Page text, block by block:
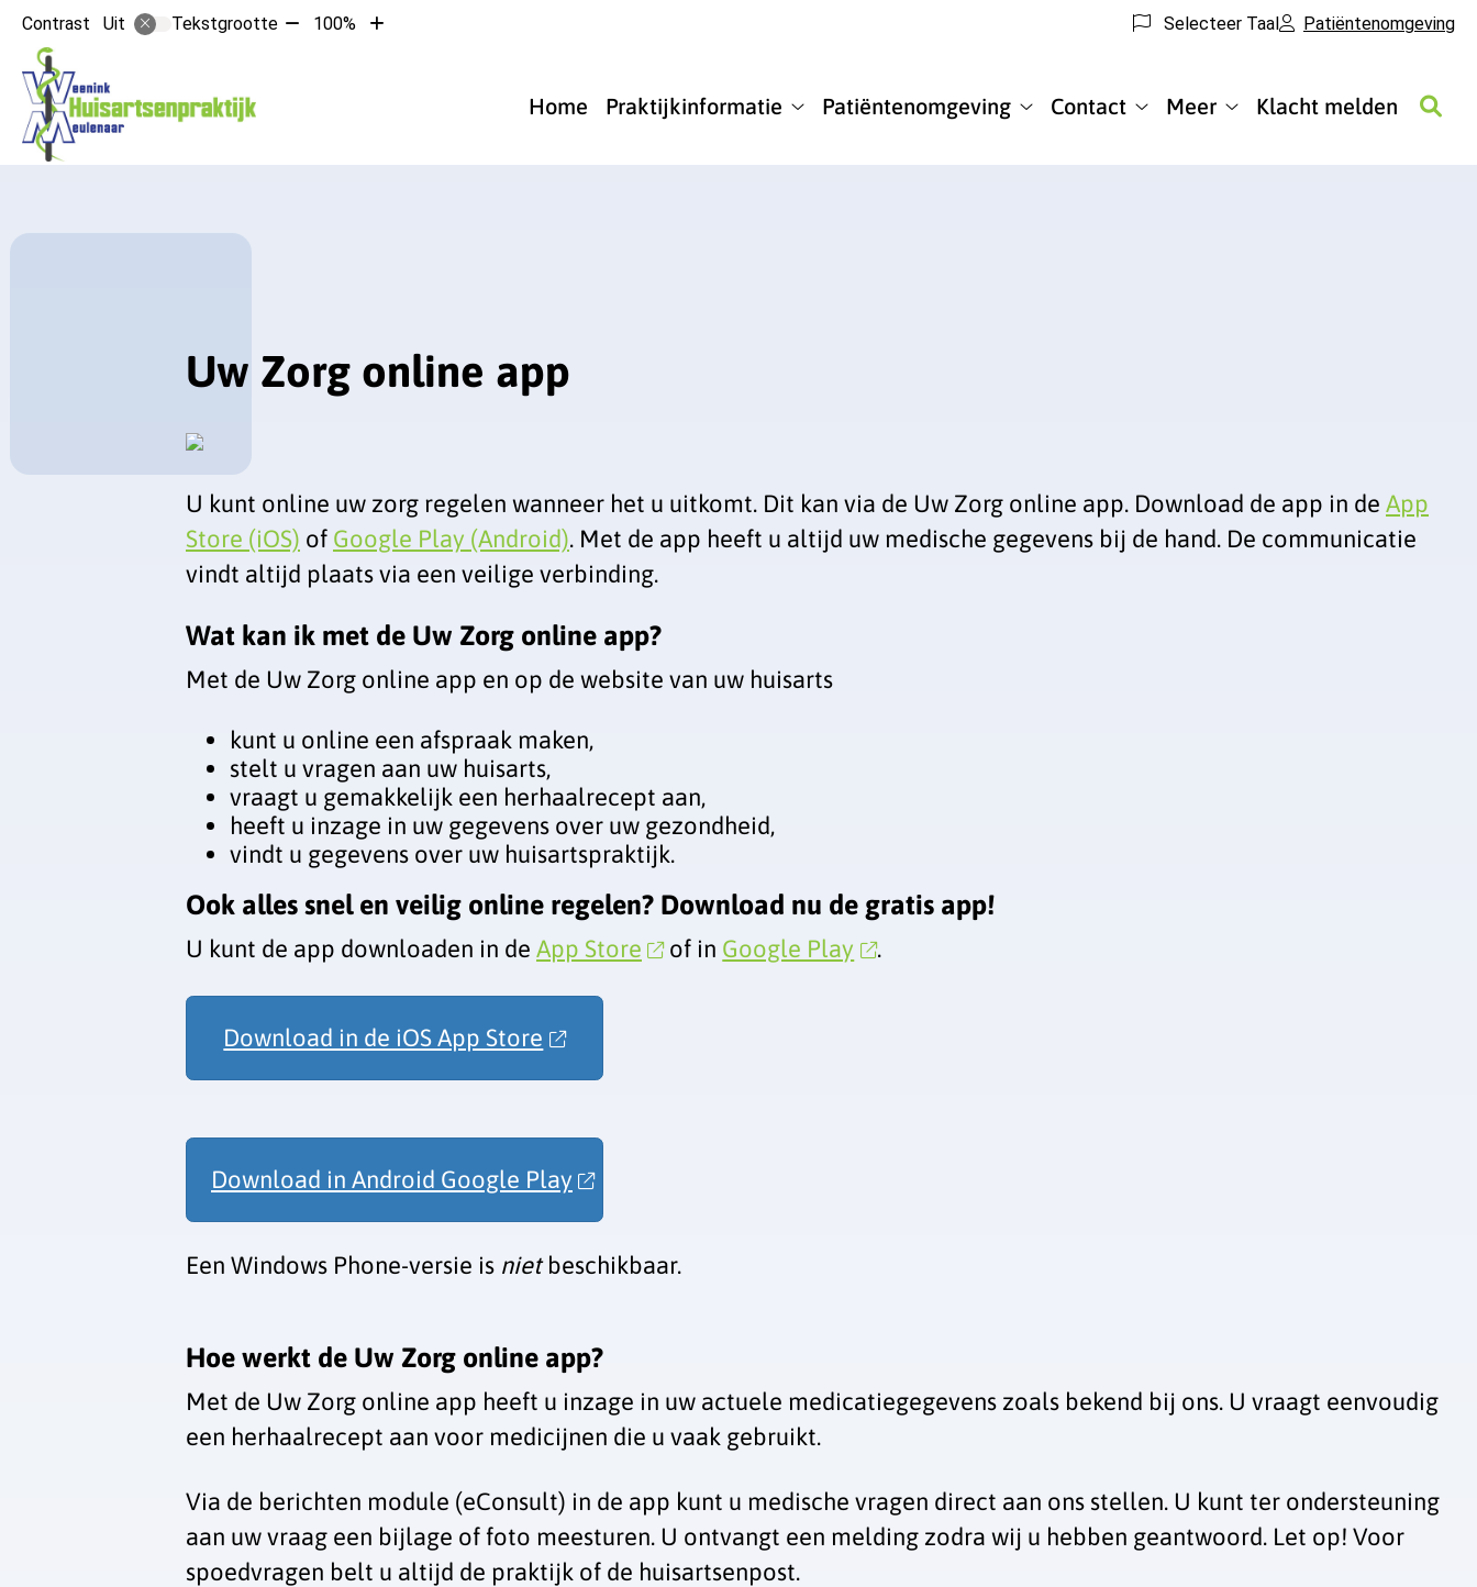
Contrast Uit Tekstgrootte Tekst100%
Tekst
Selecteer Taal Patiëntenomgeving
Home Praktijkinformatie Patiëntenomgeving Contact Meer Klacht melden
Uw Zorg online app
U kunt online uw zorg regelen wanneer het u uitkomt. Dit kan via de Uw Zorg online app. Download de app in de App
Store (iOS) of Google Play (Android). Met de app heeft u altijd uw medische gegevens bij de hand. De communicatie
vindt altijd plaats via een veilige verbinding.
Wat kan ik met de Uw Zorg online app?
Met de Uw Zorg online app en op de website van uw huisarts
kunt u online een afspraak maken,
stelt u vragen aan uw huisarts,
vraagt u gemakkelijk een herhaalrecept aan,
heeft u inzage in uw gegevens over uw gezondheid,
vindt u gegevens over uw huisartspraktijk.
Ook alles snel en veilig online regelen? Download nu de gratis app!
U kunt de app downloaden in de App Store of in Google Play .
Download in de iOS App Store
Download in Android Google Play
Een Windows Phone-versie is nietbeschikbaar.
Hoe werkt de Uw Zorg online app?
Met de Uw Zorg online app heeft u inzage in uw actuele medicatiegegevens zoals bekend bij ons. U vraagt eenvoudig
een herhaalrecept aan voor medicijnen die u vaak gebruikt.
Via de berichten module (eConsult) in de app kunt u medische vragen direct aan ons stellen. U kunt ter ondersteuning
aan uw vraag een bijlage of foto meesturen. U ontvangt een melding zodra wij u hebben geantwoord. Let op! Voor
spoedvragen belt u altijd de praktijk of de huisartsenpost.